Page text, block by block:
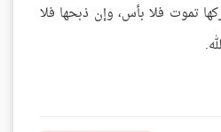
تموت فلا بأس، وإن ذبحها فلا